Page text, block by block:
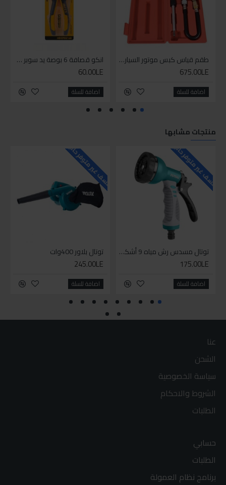
طقم قياس كبس موتور السياره 3 ق
675.00LE
اضافة للسلة
انكو قصافة 6 بوصة يد سوبر وان
60.00LE
اضافة للسلة
منتجات مشابها
للاسف غير متوفر حاليا
توتال مسدس رش مياه 9 أشكال
175.00LE
اضافة للسلة
للاسف غير متوفر حاليا
توتال بلاور 400وات
245.00LE
اضافة للسلة
عنا
الشحن
سياسة الخصوصية
الشروط والاحكام
الطلبات
حسابي
الطلبات
برنامج نظام العمولة